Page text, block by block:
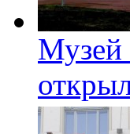
Музей